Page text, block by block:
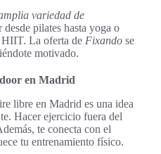
variedad de
desde pilates hasta yoga o
HIIT. La oferta de Fixando se
motivado.
en Madrid
libre en Madrid es una idea
Hacer ejercicio fuera del
te conecta con el
tu entrenamiento físico.